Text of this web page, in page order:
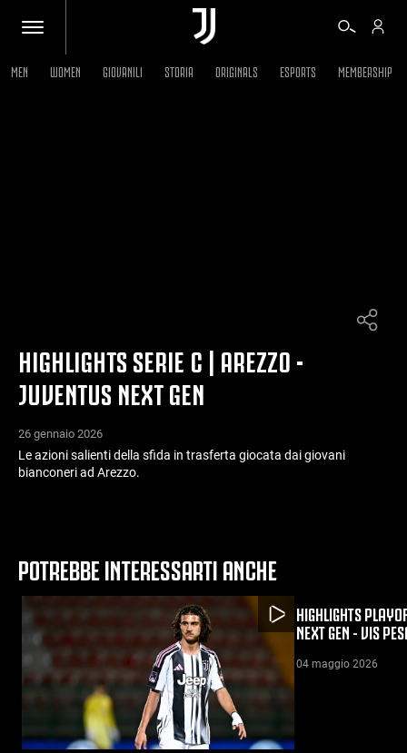
ALTRO
MEN WOMEN GIOVANILI STORIA ORIGINALS ESPORTS MEMBERSHIP
HIGHLIGHTS SERIE C | AREZZO -
JUVENTUS NEXT GEN
26 gennaio 2026
Le azioni salienti della sfida in trasferta giocata dai giovani
bianconeri ad Arezzo.
POTREBBE INTERESSARTI ANCHE
HIGHLIGHTS
NEXT GEN - VIS
04 maggio 2026